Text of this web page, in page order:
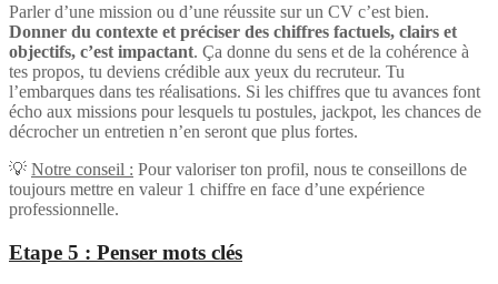
Parler d’une mission ou d’une réussite sur un CV c’est bien.
Donner du contexte et préciser des chiffres factuels, clairs et
objectifs, c’est impactant. Ça donne du sens et de la cohérence à
tes propos, tu deviens crédible aux yeux du recruteur. Tu
l’embarques dans tes réalisations. Si les chiffres que tu avances font
écho aux missions pour lesquels tu postules, jackpot, les chances de
décrocher un entretien n’en seront que plus fortes.
💡 Notre conseil : Pour valoriser ton profil, nous te conseillons de
toujours mettre en valeur 1 chiffre en face d’une expérience
professionnelle.
Etape 5 : Penser mots clés